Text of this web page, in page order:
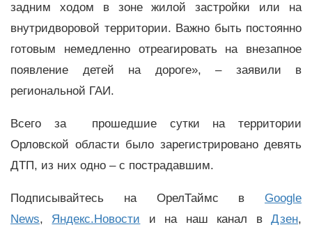
задним ходом в зоне жилой застройки или на
внутридворовой территории. Важно быть постоянно
готовым немедленно отреагировать на внезапное
появление детей на дороге», – заявили в
региональной ГАИ.
Всего за прошедшие сутки на территории
Орловской области было зарегистрировано девять
ДТП, из них одно – с пострадавшим.
Подписывайтесь на ОрелТаймс в Google
News, Яндекс.Новости и на наш канал вДзен,